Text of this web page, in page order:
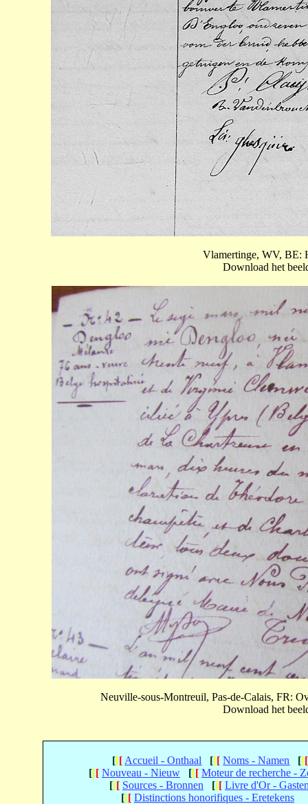
Vlamertinge, WV, BE:
Download het
Neuville-sous-Montreuil, Pas-de-Calais, FR:
Download het
[[[ Accueil - Onthaal [[[ Noms - Namen [[[
[[[ Nouveau - Nieuw [[[ Moteur de recherche -
[[[ Sources - Bronnen [[[ Livre d'Or -
[[[ Distinctions honorifiques - Eretekens